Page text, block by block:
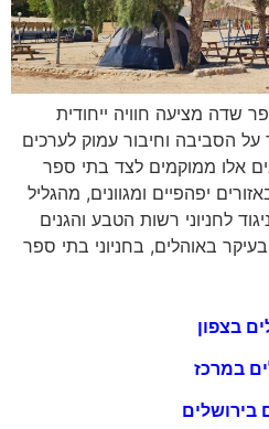
שדה מציעה חוויה ייחודית
הסביבה וחיבור עמוק לערכים
אלו ממוקמים לצד בתי ספר
יפהפיים ומגוונים, מהגליל
לחניוני רשות הטבע והגנים
באוהלים, בחניוני בתי ספר
בצפון
במרכז
בירושלים